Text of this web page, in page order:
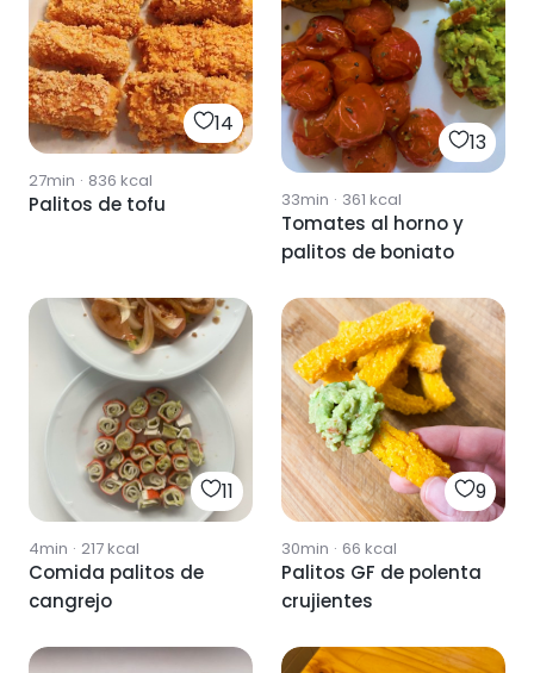
14
27min · 836 kcal
Palitos de tofu
13
33min · 361 kcal
Tomates al horno y
palitos de boniato
11
4min · 217kcal
Comida palitos de
cangrejo
9
30min · 66 kcal
Palitos GF de polenta
crujientes